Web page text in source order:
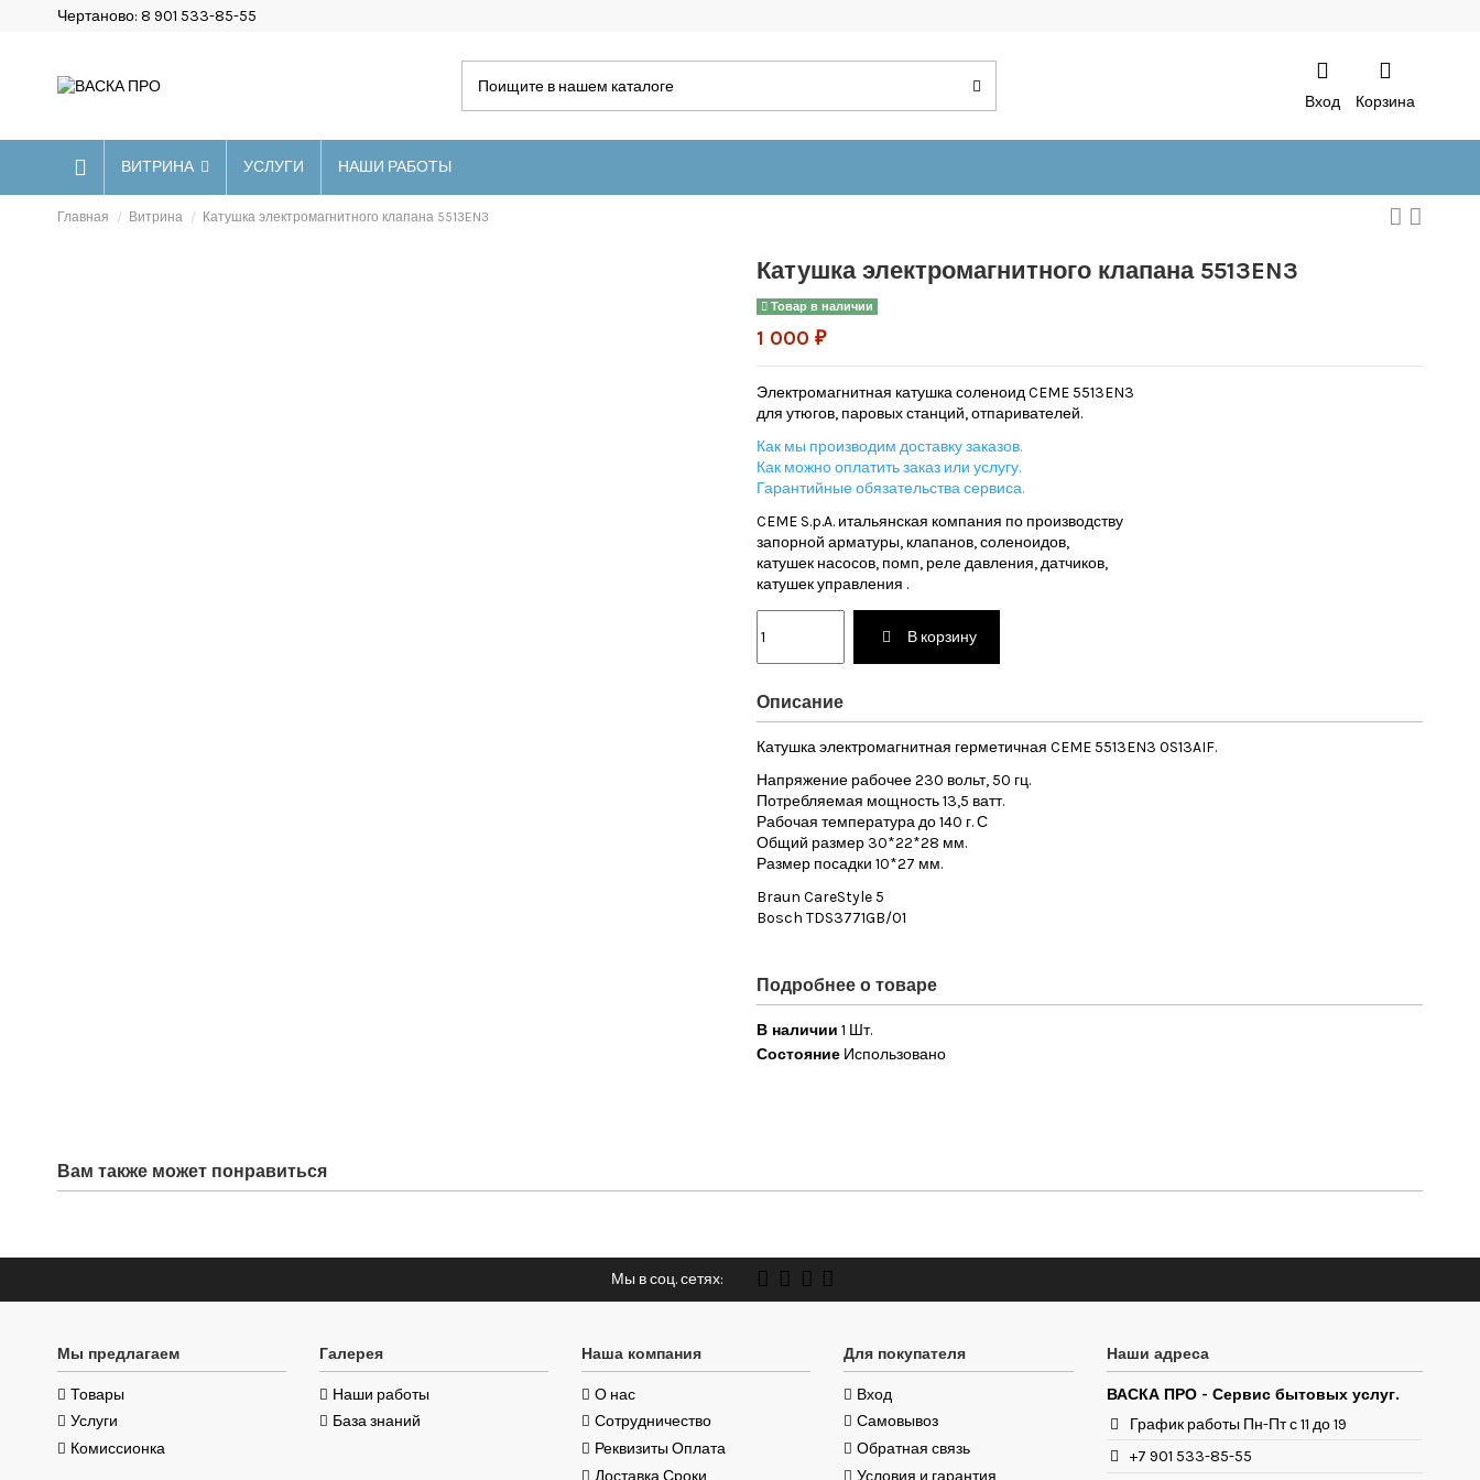
Чертаново: 8 901 533-85-55
Вход Корзина
ВИТРИНА УСЛУГИ НАШИ РАБОТЫ
Главная Витрина Катушка электромагнитного клапана 5513EN3
Катушка электромагнитного клапана 5513EN3
Товар в наличии
1 000 ₽
Электромагнитная катушка соленоид CEME 5513EN3
для утюгов, паровых станций, отпаривателей.
Как мы производим доставку заказов.
Как можно оплатить заказ или услугу.
Гарантийные обязательства сервиса.
CEME S.p.A. итальянская компания по производству
запорной арматуры, клапанов, соленоидов,
катушек насосов, помп, реле давления, датчиков,
катушек управления .
В корзину
Описание
Катушка электромагнитная герметичная CEME 5513EN3 0S13AIF.
Напряжение рабочее 230 вольт, 50 гц.
Потребляемая мощность 13,5 ватт.
Рабочая температура до 140 г. С
Общий размер 30*22*28 мм.
Размер посадки 10*27 мм.
Braun CareStyle 5
Bosch TDS3771GB/01
Подробнее о товаре
В наличии 1 Шт.
Состояние Использовано
Вам также может понравиться
Мы в соц. сетях:
Мы предлагаем
Товары
Услуги
Комиссионка
Галерея
Наши работы
База знаний
Наша компания
О нас
Сотрудничество
Реквизиты Оплата
Доставка Сроки
Для покупателя
Вход
Самовывоз
Обратная связь
Условия и гарантия
Наши адреса
ВАСКА ПРО - Сервис бытовых услуг.
График работы Пн-Пт с 11 до 19
+7 901 533-85-55